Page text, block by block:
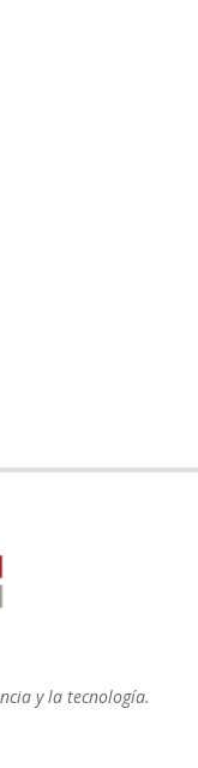
y la tecnología.